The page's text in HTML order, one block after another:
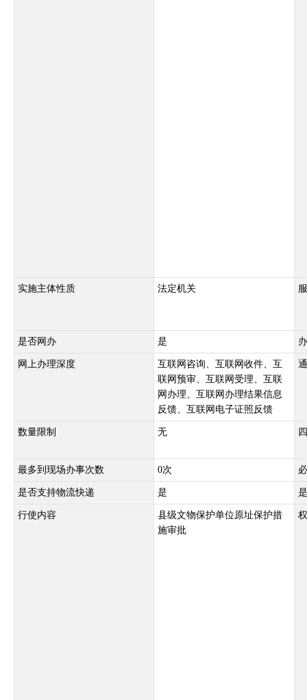
实施主体性质 法定机关
是否网办 是
网上办理深度
互联网咨询、互联网收件、互
联网预审、互联网受理、互联
网办理、互联网办理结果信息
反馈、互联网电子证照反馈
数量限制 无
最多到现场办事次数 0次
是否支持物流快递 是
行使内容
县级文物保护单位原址保护措
施审批